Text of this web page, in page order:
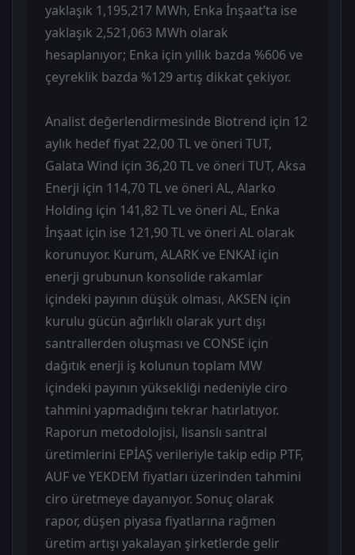
yaklaşık 1,195,217 MWh, Enka İnşaat’ta ise
yaklaşık 2,521,063 MWh olarak
hesaplanıyor; Enka için yıllık bazda %606 ve
çeyreklik bazda %129 artış dikkat çekiyor.
Analist değerlendirmesinde Biotrend için 12
aylık hedef fiyat 22,00 TL ve öneri TUT,
Galata Wind için 36,20 TL ve öneri TUT, Aksa
Enerji için 114,70 TL ve öneri AL, Alarko
Holding için 141,82 TL ve öneri AL, Enka
İnşaat için ise 121,90 TL ve öneri AL olarak
korunuyor. Kurum, ALARK ve ENKAI için
enerji grubunun konsolide rakamlar
içindeki payının düşük olması, AKSEN için
kurulu gücün ağırlıklı olarak yurt dışı
santrallerden oluşması ve CONSE için
dağıtık enerji iş kolunun toplam MW
içindeki payının yüksekliği nedeniyle ciro
tahmini yapmadığını tekrar hatırlatıyor.
Raporun metodolojisi, lisanslı santral
üretimlerini EPİAŞ verileriyle takip edip PTF,
AUF ve YEKDEM fiyatları üzerinden tahmini
ciro üretmeye dayanıyor. Sonuç olarak
rapor, düşen piyasa fiyatlarına rağmen
üretim artışı yakalayan şirketlerde gelir